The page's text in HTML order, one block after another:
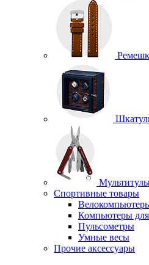
Спортивные товары
Компьютеры
Пульсометры
Умные весы
Прочие аксессуары